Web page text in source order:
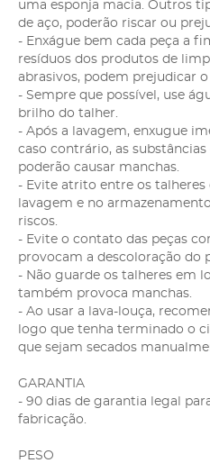
uma esponja macia. Outros
de aço, poderão riscar ou
- Enxágue bem cada peça a
resíduos dos produtos de
abrasivos, podem prejudicar o
- Sempre que possível, use
brilho do talher.
- Após a lavagem, enxugue
caso contrário, as
poderão causar manchas.
- Evite atrito entre os talheres
lavagem e no
riscos.
- Evite o contato das peças
provocam a descoloração do
- Não guarde os talheres em
também provoca manchas.
- Ao usar a lava-louça,
logo que tenha terminado o
que sejam secados
GARANTIA
- 90 dias de garantia legal
fabricação.
PESO